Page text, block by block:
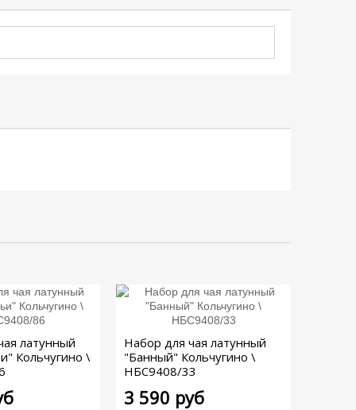
латунный
Кольчугино \
Набор для чая латунный
"Банный" Кольчугино \
НБС9408/33
3 590 руб